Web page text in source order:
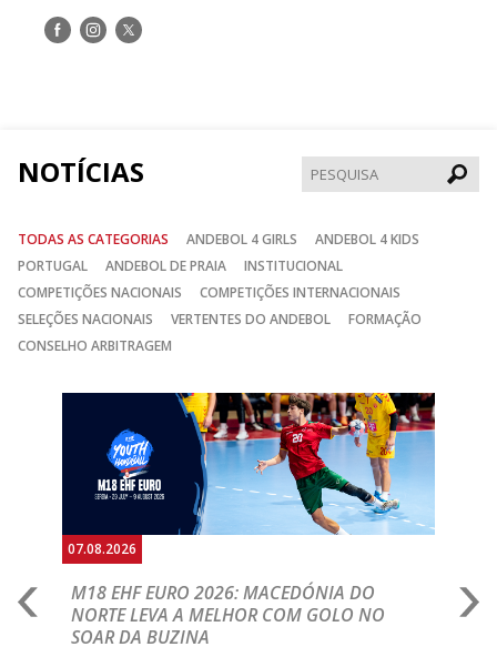
Siga-Siga-Siga-
NOTÍCIAS
TODAS AS CATEGORIAS ANDEBOL 4 GIRLS
ANDEBOL 4 KIDS
PORTUGAL
ANDEBOL DE PRAIA
INSTITUCIONAL
COMPETIÇÕES NACIONAIS
COMPETIÇÕES INTERNACIONAIS
SELEÇÕES NACIONAIS
VERTENTES DO ANDEBOL
FORMAÇÃO
CONSELHO ARBITRAGEM
07.08.2026
M18 EHF EURO 2026: MACEDÓNIA DO
NORTE LEVA A MELHOR COM GOLO NO
SOAR DA BUZINA